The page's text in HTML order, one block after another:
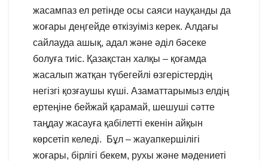
жасампаз ел ретінде осы саяси науқанды да
жоғары деңгейде өткізуіміз керек. Алдағы
сайлауда ашық, адал және әділ бәсеке
болуға тиіс. Қазақстан халқы – қоғамда
жасалып жатқан түбегейлі өзгерістердің
негізгі қозғаушы күші. Азаматтарымыз елдің
ертеңіне бейжай қарамай, шешуші сәтте
таңдау жасауға қабілетті екенін айқын
көрсетіп келеді. Бұл – жауапкершілігі
жоғары, бірлігі бекем, рухы және мәдениеті